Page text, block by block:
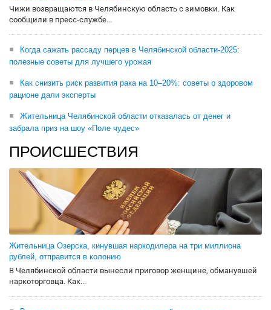
Чижи возвращаются в Челябинскую область с зимовки. Как
сообщили в пресс-службе...
Когда сажать рассаду перцев в Челябинской области-2025:
полезные советы для лучшего урожая
Как снизить риск развития рака на 10–20%: советы о здоровом
рационе дали эксперты
Жительница Челябинской области отказалась от денег и
забрала приз на шоу «Поле чудес»
ПРОИСШЕСТВИЯ
Жительница Озерска, кинувшая наркодилера на три миллиона
рублей, отправится в колонию
В Челябинской области вынесли приговор женщине, обманувшей
наркоторговца. Как...